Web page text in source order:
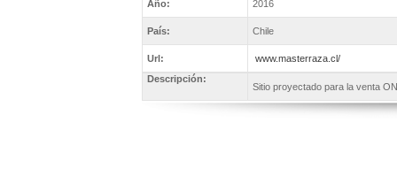
Año: 2016
País: Chile
Url:
www.masterraza.cl/
Descripción:
Sitio proyectado para la venta